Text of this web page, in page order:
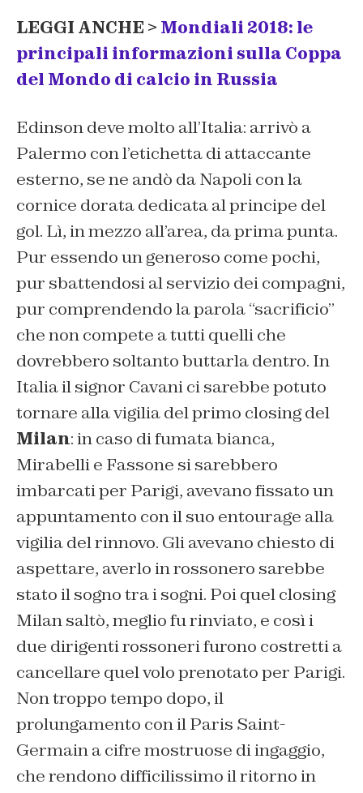
LEGGI ANCHE > Mondiali 2018: le
principali informazioni sulla Coppa
del Mondo di calcio in Russia
Edinson deve molto all’Italia: arrivò a
Palermo con l’etichetta di attaccante
esterno, se ne andò da Napoli con la
cornice dorata dedicata al principe del
gol. Lì, in mezzo all’area, da prima punta.
Pur essendo un generoso come pochi,
pur sbattendosi al servizio dei compagni,
pur comprendendo la parola “sacrificio”
che non compete a tutti quelli che
dovrebbero soltanto buttarla dentro. In
Italia il signor Cavani ci sarebbe potuto
tornare alla vigilia del primo closing del
Milan: in caso di fumata bianca,
Mirabelli e Fassone si sarebbero
imbarcati per Parigi, avevano fissato un
appuntamento con il suo entourage alla
vigilia del rinnovo. Gli avevano chiesto di
aspettare, averlo in rossonero sarebbe
stato il sogno tra i sogni. Poi quel closing
Milan saltò, meglio fu rinviato, e così i
due dirigenti rossoneri furono costretti a
cancellare quel volo prenotato per Parigi.
Non troppo tempo dopo, il
prolungamento con il Paris Saint-
Germain a cifre mostruose di ingaggio,
che rendono difficilissimo il ritorno in